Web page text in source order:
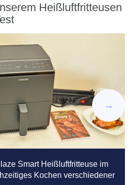
Heißluftfritteusen
Smart Heißluftfritteuse im
Kochen verschiedener